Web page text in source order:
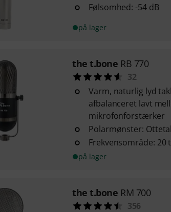
Følsomhed: -54 dB
på lager
the t.bone RB 770
32
Varm, naturlig lyd
afbalanceret lavt
mikrofonforstærker
Polarmønster: Ottetal
Frekvensområde: 20
på lager
the t.bone RM 700
356